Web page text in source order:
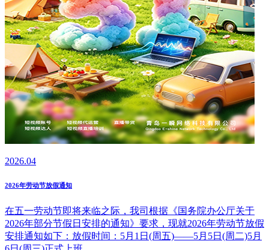
2026.04
2026年劳动节放假通知
在五一劳动节即将来临之际，我司根据《国务院办公厅关于
2026年部分节假日安排的通知》要求，现就2026年劳动节放假
安排通知如下：放假时间：5月1日(周五)——5月5日(周二)5月